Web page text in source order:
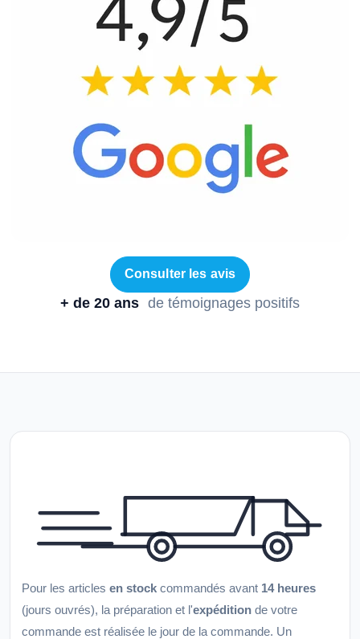
Consulter les avis
+ de 20 ans de témoignages positifs
Pour les articles en stock commandés avant 14 heures
(jours ouvrés), la préparation et l'expédition de votre
commande est réalisée le jour de la commande. Un